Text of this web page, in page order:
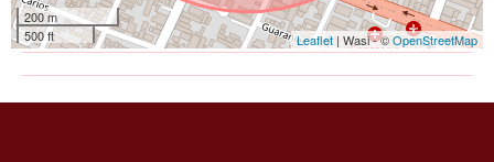
200 m
500 ft
Leaflet | Wasi - ©OpenStreetMap